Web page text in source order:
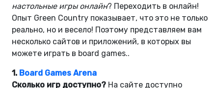
настольные игры онлайн? Переходить в онлайн!
Опыт Green Country показывает, что это не только
реально, но и весело! Поэтому представляем вам
несколько сайтов и приложений, в которых вы
можете играть в board games..
1. Board Games Arena
Сколько игр доступно? На сайте доступно